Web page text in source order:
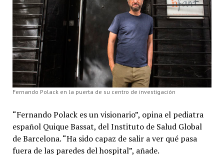
Fernando Polack en la puerta de su centro de investigación
“Fernando Polack es un visionario”, opina el pediatra
español Quique Bassat, del Instituto de Salud Global
de Barcelona. “Ha sido capaz de salir a ver qué pasa
fuera de las paredes del hospital”, añade.